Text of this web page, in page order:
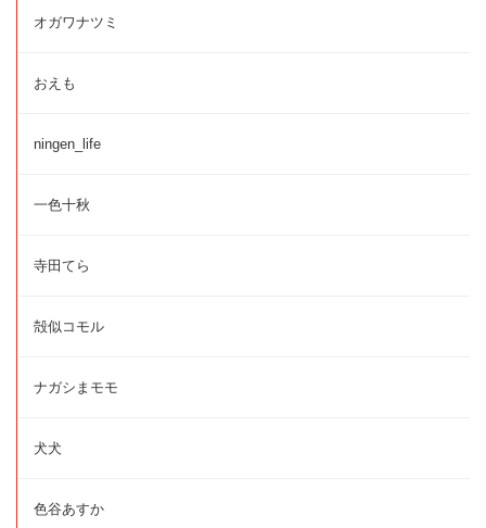
オガワナツミ
おえも
ningen_life
一色十秋
寺田てら
殻似コモル
ナガシまモモ
犬犬
色谷あすか